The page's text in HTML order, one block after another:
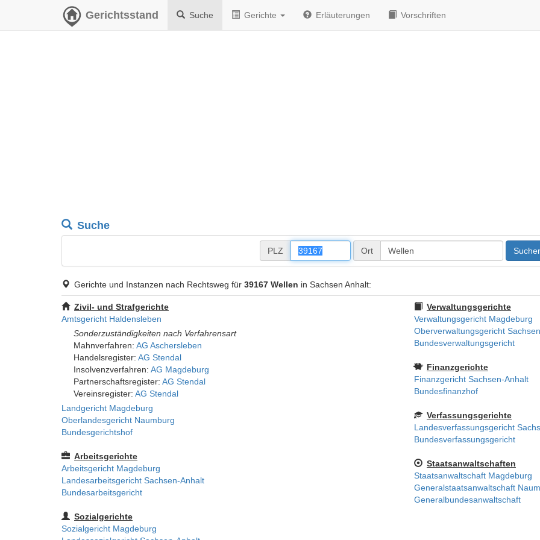
Gerichtsstand Suche Gerichte Erläuterungen Vorschriften
Suche
PLZ Ort
Gerichte und Instanzen nach Rechtsweg für 39167 Wellen in Sachsen Anhalt:
Zivil- und Strafgerichte
Amtsgericht Haldensleben
Sonderzuständigkeiten nach Verfahrensart
Mahnverfahren: AG Aschersleben
Handelsregister: AG Stendal
Insolvenzverfahren: AG Magdeburg
Partnerschaftsregister: AG Stendal
Vereinsregister: AG Stendal
Landgericht Magdeburg
Oberlandesgericht Naumburg
Bundesgerichtshof
Arbeitsgerichte
Arbeitsgericht Magdeburg
Landesarbeitsgericht Sachsen-Anhalt
Bundesarbeitsgericht
Sozialgerichte
Sozialgericht Magdeburg
Verwaltungsgerichte
Verwaltungsgericht Magdeburg
Oberverwaltungsgericht
Bundesverwaltungsgericht
Finanzgerichte
Finanzgericht Sachsen-Anhalt
Bundesfinanzhof
Verfassungsgerichte
Landesverfassungsgericht
Bundesverfassungsgericht
Staatsanwaltschaften
Staatsanwaltschaft Magdeburg
Generalstaatsanwaltschaft
Generalbundesanwaltschaft